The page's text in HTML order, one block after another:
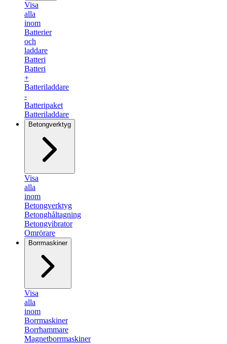
Visa
alla
inom
Batterier
och
laddare
Batteri
Batteri
+
Batteriladdare
-
Batteripaket
Batteriladdare
Betongverktyg
Visa
alla
inom
Betongverktyg
Betonghåltagning
Betongvibrator
Omrörare
Borrmaskiner
Visa
alla
inom
Borrmaskiner
Borrhammare
Magnetborrmaskiner